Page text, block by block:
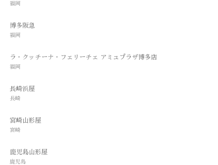
福岡
博多阪急
福岡
ラ・クッチーナ・フェリーチェ アミュプラザ博多店
福岡
長崎浜屋
長崎
宮崎山形屋
宮崎
鹿児島山形屋
鹿児島